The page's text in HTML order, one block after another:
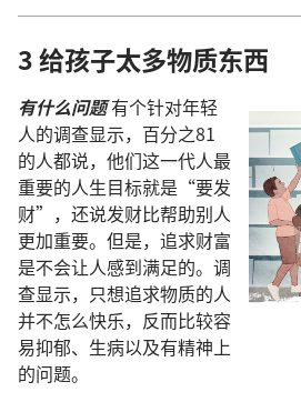
3 给孩子太多物质东西
有什么问题有个针对年轻
人的调查显示，百分之81
的人都说，他们这一代人最
重要的人生目标就是“要发
财”，还说发财比帮助别人
更加重要。但是，追求财富
是不会让人感到满足的。调
查显示，只想追求物质的人
并不怎么快乐，反而比较容
易抑郁、生病以及有精神上
的问题。